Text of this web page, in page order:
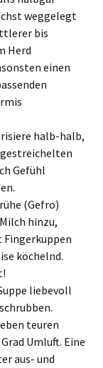
weggelegt
bis
Herd
einen
halb-halb,
Gefühl
(Gefro)
hinzu,
köchelnd.
liebevoll
teuren
Umluft. Eine
aus- und